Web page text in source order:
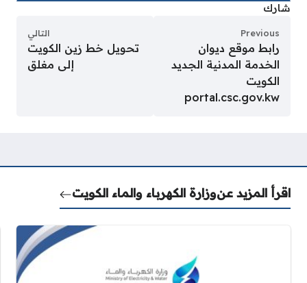
شارك
Previous
رابط موقع ديوان
الخدمة المدنية الجديد
الكويت
portal.csc.gov.kw
التالي
تحويل خط زين الكويت
إلى مغلق
اقرأ المزيد عنوزارة الكهرباء والماء الكويت